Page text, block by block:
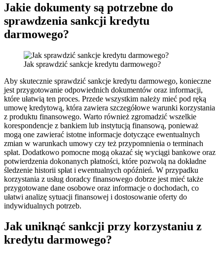
Jakie dokumenty są potrzebne do
sprawdzenia sankcji kredytu
darmowego?
Jak sprawdzić sankcje kredytu darmowego?
Aby skutecznie sprawdzić sankcje kredytu darmowego, konieczne
jest przygotowanie odpowiednich dokumentów oraz informacji,
które ułatwią ten proces. Przede wszystkim należy mieć pod ręką
umowę kredytową, która zawiera szczegółowe warunki korzystania
z produktu finansowego. Warto również zgromadzić wszelkie
korespondencje z bankiem lub instytucją finansową, ponieważ
mogą one zawierać istotne informacje dotyczące ewentualnych
zmian w warunkach umowy czy też przypomnienia o terminach
spłat. Dodatkowo pomocne mogą okazać się wyciągi bankowe oraz
potwierdzenia dokonanych płatności, które pozwolą na dokładne
śledzenie historii spłat i ewentualnych opóźnień. W przypadku
korzystania z usług doradcy finansowego dobrze jest mieć także
przygotowane dane osobowe oraz informacje o dochodach, co
ułatwi analizę sytuacji finansowej i dostosowanie oferty do
indywidualnych potrzeb.
Jak uniknąć sankcji przy korzystaniu z
kredytu darmowego?